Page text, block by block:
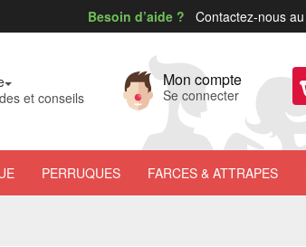
Besoin d’aide ? Contactez-nous au
et conseils
Mon compte
Se connecter
PERRUQUES FARCES & ATTRAPES